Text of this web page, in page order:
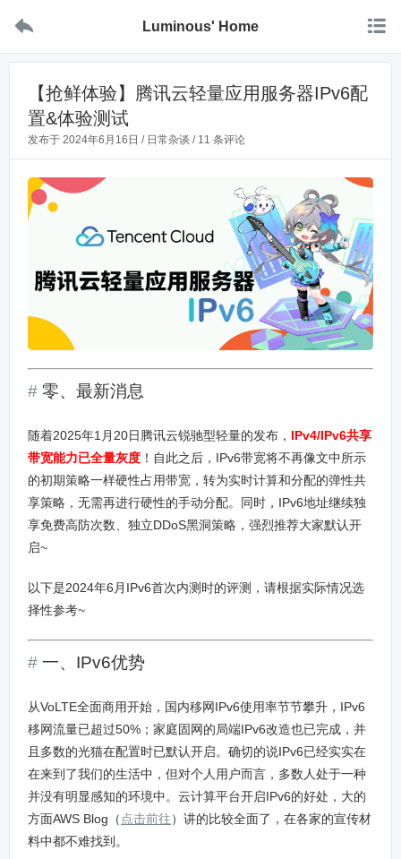
 Luminous' Home 
【抢鲜体验】腾讯云轻量应用服务器IPv6配
置&体验测试
发布于 2024年6月16日 / 日常杂谈 / 11 条评论
零、最新消息
随着2025年1月20日腾讯云锐驰型轻量的发布， IPv4/IPv6共享
带宽能力已全量灰度 ！自此之后，IPv6带宽将不再像文中所示
的初期策略一样硬性占用带宽，转为实时计算和分配的弹性共
享策略，无需再进行硬性的手动分配。同时，IPv6地址继续独
享免费高防次数、独立DDoS黑洞策略，强烈推荐大家默认开
启~
以下是2024年6月IPv6首次内测时的评测，请根据实际情况选
择性参考~
一、IPv6优势
从VoLTE全面商用开始，国内移网IPv6使用率节节攀升，IPv6
移网流量已超过50%；家庭固网的局端IPv6改造也已完成，并
且多数的光猫在配置时已默认开启。确切的说IPv6已经实实在
在来到了我们的生活中，但对个人用户而言，多数人处于一种
并没有明显感知的环境中。云计算平台开启IPv6的好处，大的
方面AWS Blog（ 点击前往）讲的比较全面了，在各家的宣传材
料中都不难找到。